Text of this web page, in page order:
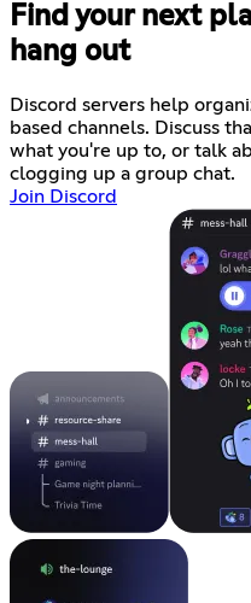
Find your next
hang out
Discord servers help
based channels. Discuss
what you're up to, or talk
clogging up a group chat.
Join Discord